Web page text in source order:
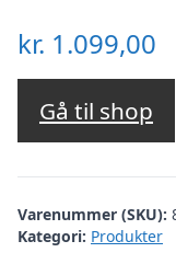
kr. 1.099,00
Gå til shop
Varenummer (SKU):
Kategori: Produkter